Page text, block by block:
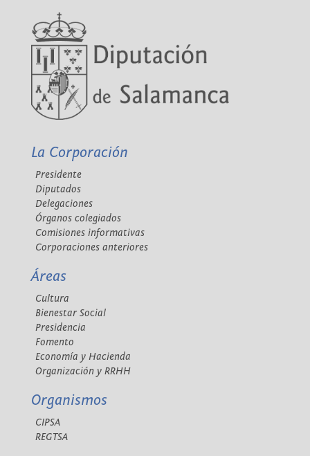
La Corporación
Presidente
Diputados
Delegaciones
Órganos colegiados
Comisiones informativas
Corporaciones anteriores
Áreas
Cultura
Bienestar Social
Presidencia
Fomento
Economía y Hacienda
Organización y RRHH
Organismos
CIPSA
REGTSA